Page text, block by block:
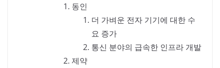
동인
더 가벼운 전자 기기에 대한 수
요 증가
통신 분야의 급속한 인프라 개발
제약